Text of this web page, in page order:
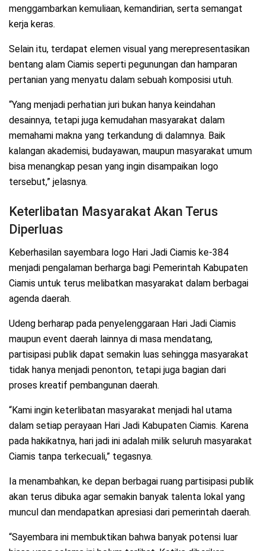
menggambarkan kemuliaan, kemandirian, serta semangat
kerja keras.
Selain itu, terdapat elemen visual yang merepresentasikan
bentang alam Ciamis seperti pegunungan dan hamparan
pertanian yang menyatu dalam sebuah komposisi utuh.
“Yang menjadi perhatian juri bukan hanya keindahan
desainnya, tetapi juga kemudahan masyarakat dalam
memahami makna yang terkandung di dalamnya. Baik
kalangan akademisi, budayawan, maupun masyarakat umum
bisa menangkap pesan yang ingin disampaikan logo
tersebut,” jelasnya.
Keterlibatan Masyarakat Akan Terus
Diperluas
Keberhasilan sayembara logo Hari Jadi Ciamis ke-384
menjadi pengalaman berharga bagi Pemerintah Kabupaten
Ciamis untuk terus melibatkan masyarakat dalam berbagai
agenda daerah.
Udeng berharap pada penyelenggaraan Hari Jadi Ciamis
maupun event daerah lainnya di masa mendatang,
partisipasi publik dapat semakin luas sehingga masyarakat
tidak hanya menjadi penonton, tetapi juga bagian dari
proses kreatif pembangunan daerah.
“Kami ingin keterlibatan masyarakat menjadi hal utama
dalam setiap perayaan Hari Jadi Kabupaten Ciamis. Karena
pada hakikatnya, hari jadi ini adalah milik seluruh masyarakat
Ciamis tanpa terkecuali,” tegasnya.
Ia menambahkan, ke depan berbagai ruang partisipasi publik
akan terus dibuka agar semakin banyak talenta lokal yang
muncul dan mendapatkan apresiasi dari pemerintah daerah.
“Sayembara ini membuktikan bahwa banyak potensi luar